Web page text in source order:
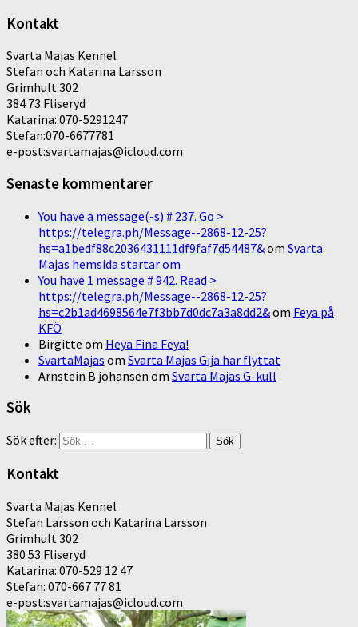
Kontakt
Svarta Majas Kennel
Stefan och Katarina Larsson
Grimhult 302
384 73 Fliseryd
Katarina: 070-5291247
Stefan:070-6677781
e-post:svartamajas@icloud.com
Senaste kommentarer
You have a message(-s) # 237. Go >
https://telegra.ph/Message--2868-12-25?
hs=a1bedf88c2036431111df9faf7d54487&om Svarta
Majas hemsida startar om
You have 1 message # 942. Read >
https://telegra.ph/Message--2868-12-25?
hs=c2b1ad4698564e7f3bb7d0dc7a3a8dd2&om Feya på
KFÖ
Birgitte om Heya Fina Feya!
SvartaMajas om Svarta Majas Gija har flyttat
Arnstein B johansen om Svarta Majas G-kull
Sök
Sök efter:
Kontakt
Svarta Majas Kennel
Stefan Larsson och Katarina Larsson
Grimhult 302
380 53 Fliseryd
Katarina: 070-529 12 47
Stefan: 070-667 77 81
e-post:svartamajas@icloud.com